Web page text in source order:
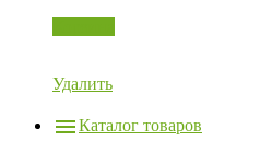
Удалить
Каталог товаров